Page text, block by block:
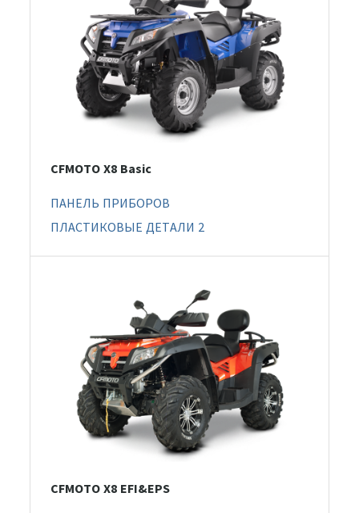
CFMOTO X8 Basic
ПАНЕЛЬ ПРИБОРОВ
ПЛАСТИКОВЫЕ ДЕТАЛИ 2
CFMOTO X8 EFI&EPS